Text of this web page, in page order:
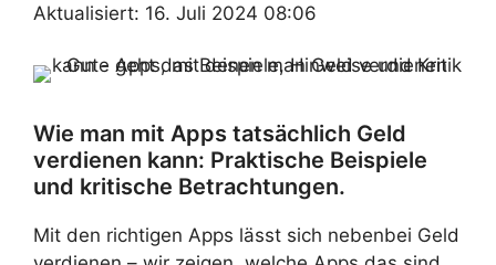
Aktualisiert: 16. Juli 2024 08:06
Wie man mit Apps tatsächlich Geld
verdienen kann: Praktische Beispiele
und kritische Betrachtungen.
Mit den richtigen Apps lässt sich nebenbei Geld